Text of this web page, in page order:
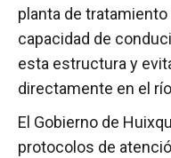
planta de tratamiento
capacidad de
esta estructura y
directamente en el
El Gobierno de
protocolos de